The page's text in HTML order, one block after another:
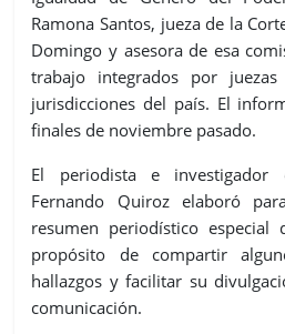
Ramona Santos, jueza de la
Domingo y asesora de esa
trabajo integrados por
jurisdicciones del país. El
finales de noviembre pasado.
El periodista e
Fernando Quiroz elaboró
resumen periodístico
propósito de compartir
hallazgos y facilitar su
comunicación.